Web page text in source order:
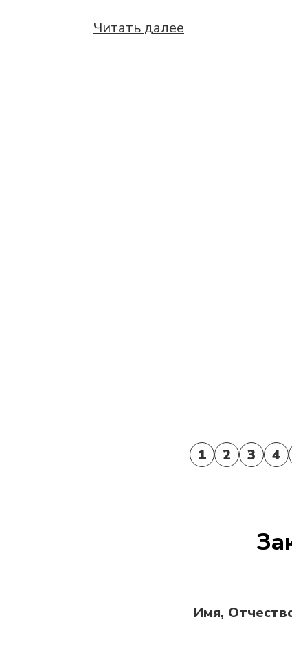
Читать далее
1 2 3 4
Имя,